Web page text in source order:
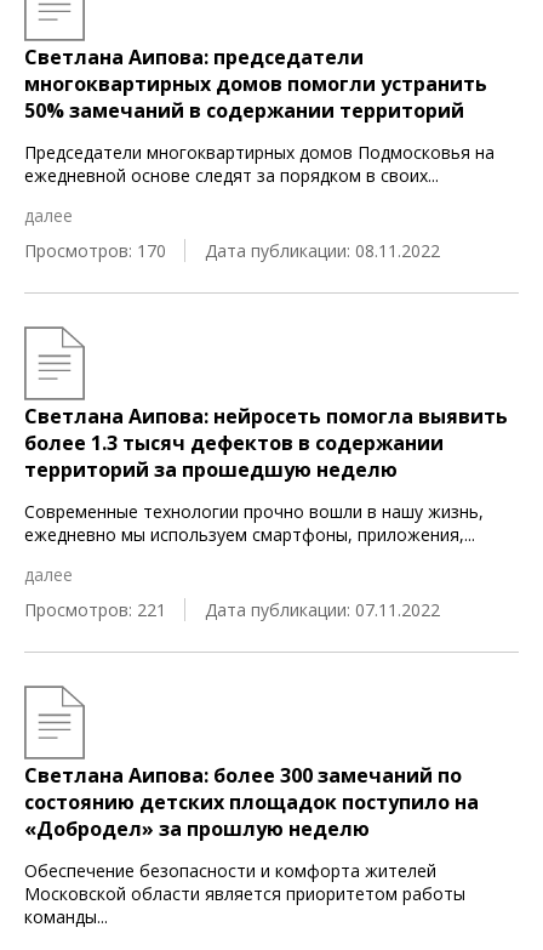
Светлана Аипова: председатели
многоквартирных домов помогли устранить
50% замечаний в содержании территорий
Председатели многоквартирных домов Подмосковья на
ежедневной основе следят за порядком в своих...
далее
Просмотров: 170
Дата публикации: 08.11.2022
Светлана Аипова: нейросеть помогла выявить
более 1.3 тысяч дефектов в содержании
территорий за прошедшую неделю
Современные технологии прочно вошли в нашу жизнь,
ежедневно мы используем смартфоны, приложения,...
далее
Просмотров: 221
Дата публикации: 07.11.2022
Светлана Аипова: более 300 замечаний по
состоянию детских площадок поступило на
«Добродел» за прошлую неделю
Обеспечение безопасности и комфорта жителей
Московской области является приоритетом работы
команды...